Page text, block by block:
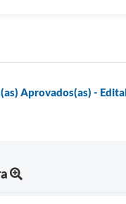
Aprovados(as) -